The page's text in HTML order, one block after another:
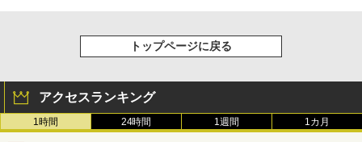
トップページに戻る
アクセスランキング
1時間 24時間 1週間 1カ月